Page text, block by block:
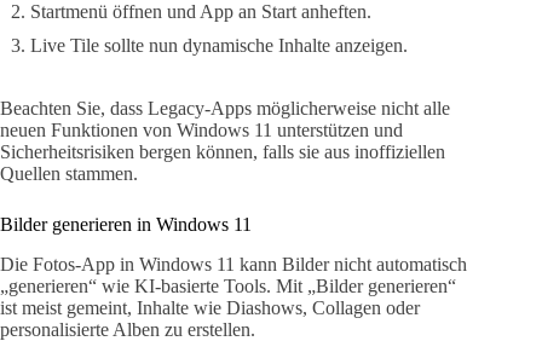
Startmenü öffnen und App an Start anheften.
Live Tile sollte nun dynamische Inhalte anzeigen.
Beachten Sie, dass Legacy-Apps möglicherweise nicht alle
neuen Funktionen von Windows 11 unterstützen und
Sicherheitsrisiken bergen können, falls sie aus inoffiziellen
Quellen stammen.
Bilder generieren in Windows 11
Die Fotos-App in Windows 11 kann Bilder nicht automatisch
„generieren“ wie KI-basierte Tools. Mit „Bilder generieren“
ist meist gemeint, Inhalte wie Diashows, Collagen oder
personalisierte Alben zu erstellen.